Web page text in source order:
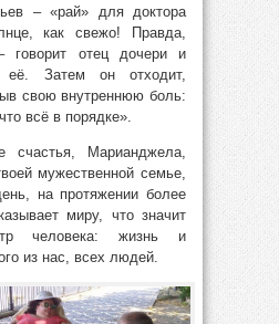
– «рай» для доктора
как свежо! Правда,
говорит отец дочери и
её. Затем он отходит,
свою внутреннюю боль:
всё в порядке».
Марианджела,
мужественной семье,
на протяжении более
миру, что значит
человека: жизнь и
из нас, всех людей.